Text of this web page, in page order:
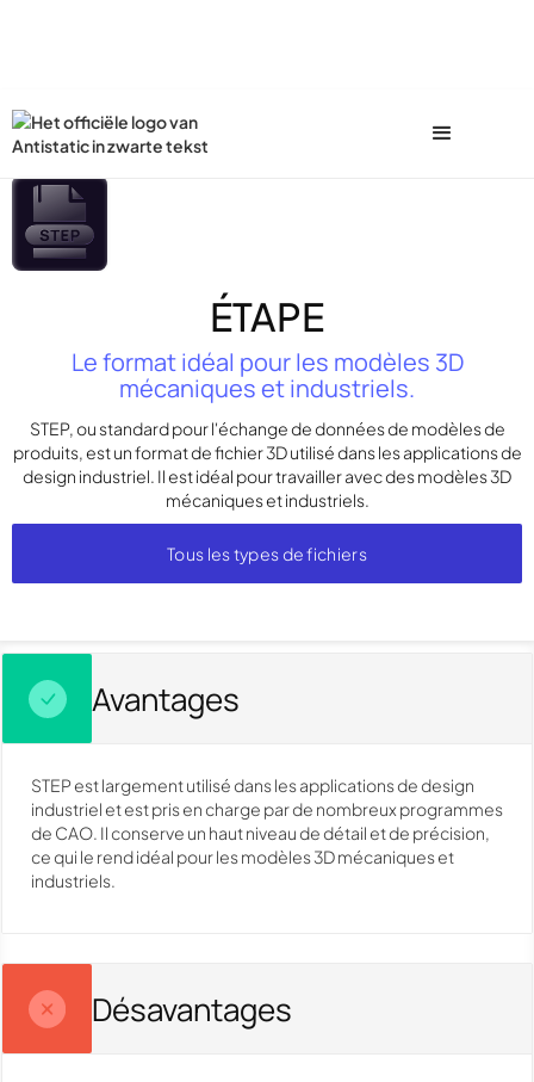
ÉTAPE
Le format idéal pour les modèles 3D
mécaniques et industriels.
STEP, ou standard pour l'échange de données de modèles de
produits, est un format de fichier 3D utilisé dans les applications de
design industriel. Il est idéal pour travailler avec des modèles 3D
mécaniques et industriels.
Tous les types de fichiers
Avantages
STEP est largement utilisé dans les applications de design
industriel et est pris en charge par de nombreux programmes
de CAO. Il conserve un haut niveau de détail et de précision,
ce qui le rend idéal pour les modèles 3D mécaniques et
industriels.
Désavantages